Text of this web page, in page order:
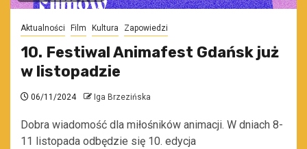
Aktualności Film Kultura Zapowiedzi
10. Festiwal Animafest Gdańsk już
w listopadzie
06/11/2024 Iga Brzezińska
Dobra wiadomość dla miłośników animacji. W dniach 8-
11 listopada odbędzie się 10. edycja